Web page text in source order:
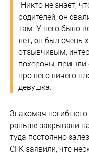
"Никто не знает,
родителей, он
там. У него было
лет, он был очень
отзывчивым,
похороны, пришли
про него ничего
девушка.
Знакомая погибшего
раньше закрывали
туда постоянно
СГК заявили, что